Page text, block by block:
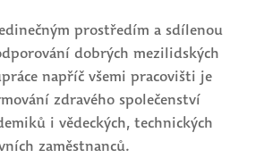
dobrých mezilidských
napříč všemi pracovišti je
zdravého společenství
i vědeckých, technických
zaměstnanců.